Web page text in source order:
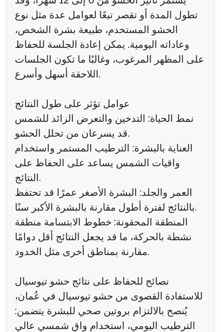
تطول المدة أو تقصر تبعًا لعوامل عدة مثل نوع
الحشو المستخدم، طبيعة بشرة الشخص،
وعاداته اليومية. يمكن إعادة الجلسة للحفاظ
على المظهر المرغوب، وغالبًا ما تكون الجلسات
اللاحقة أسهل وأسرع.
عوامل تؤثر على طول النتائج
نمط الحياة: التدخين والتعرض الزائد للشمس
قد يسرعان من تحلل الحشو.
العناية بالبشرة: الترطيب المستمر واستخدام
واقيات الشمس يساعد على الحفاظ على
النتائج.
العمر والجلد: البشرة الأصغر عمرًا قد تحتفظ
بالنتائج لفترة أطول مقارنة بالبشرة الأكبر سنًا.
المنطقة المحقونة: خطوط الابتسامة منطقة
نشطة بالحركة، ما قد يجعل النتائج أقل دوامًا
مقارنة بمناطق أخرى مثل الخدود.
نصائح للحفاظ على نتائج حشو تيوسيال
للاستفادة القصوى من حشو تيوسيال في عُمان،
يُنصح بالالتزام بروتين صحي للبشرة يتضمن:
الترطيب اليومي، استخدام واقٍ شمسي عالي